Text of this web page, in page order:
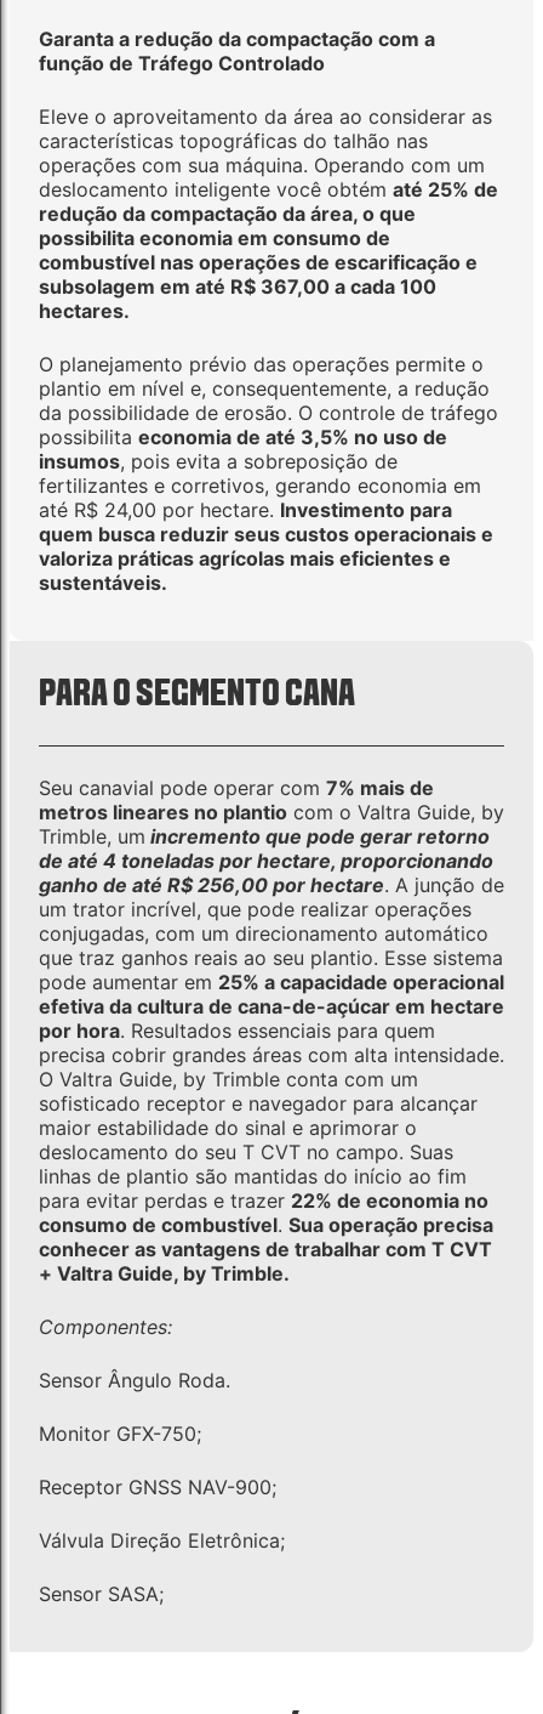
Garanta a redução da compactação com a
função de Tráfego Controlado
Eleve o aproveitamento da área ao considerar as
características topográficas do talhão nas
operações com sua máquina. Operando com um
deslocamento inteligente você obtém até 25% de
redução da compactação da área, o que
possibilita economia em consumo de
combustível nas operações de escarificação e
subsolagem em até R$ 367,00 a cada 100
hectares.
O planejamento prévio das operações permite o
plantio em nível e, consequentemente, a redução
da possibilidade de erosão. O controle de tráfego
possibilita economia de até 3,5% no uso de
insumos, pois evita a sobreposição de
fertilizantes e corretivos, gerando economia em
até R$ 24,00 por hectare. Investimento para
quem busca reduzir seus custos operacionais e
valoriza práticas agrícolas mais eficientes e
sustentáveis.
PARA O SEGMENTO CANA
Seu canavial pode operar com 7% mais de
metros lineares no plantio com o Valtra Guide, by
Trimble, um incremento que pode gerar retorno
de até 4 toneladas por hectare, proporcionando
ganho de até R$ 256,00 por hectare. A junção de
um trator incrível, que pode realizar operações
conjugadas, com um direcionamento automático
que traz ganhos reais ao seu plantio. Esse sistema
pode aumentar em 25% a capacidade operacional
efetiva da cultura de cana-de-açúcar em hectare
por hora. Resultados essenciais para quem
precisa cobrir grandes áreas com alta intensidade.
O Valtra Guide, by Trimble conta com um
sofisticado receptor e navegador para alcançar
maior estabilidade do sinal e aprimorar o
deslocamento do seu T CVT no campo. Suas
linhas de plantio são mantidas do início ao fim
para evitar perdas e trazer 22% de economia no
consumo de combustível. Sua operação precisa
conhecer as vantagens de trabalhar com T CVT
+ Valtra Guide, by Trimble.
Componentes:
Sensor Ângulo Roda.
Monitor GFX-750;
Receptor GNSS NAV-900;
Válvula Direção Eletrônica;
Sensor SASA;